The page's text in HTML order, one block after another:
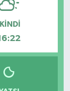
İKINDI